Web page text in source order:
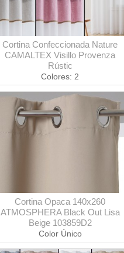
Cortina Confeccionada Nature
CAMALTEX Visillo Provenza
Rústic
Colores: 2
Cortina Opaca 140x260
ATMOSPHERA Black Out Lisa
Beige 103859D2
Color Único